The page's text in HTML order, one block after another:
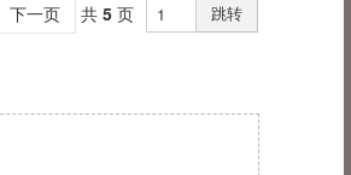
下一页 共 5 页 跳转